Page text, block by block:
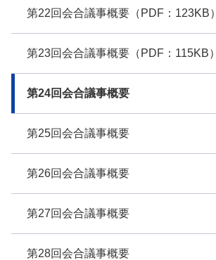
第22回会合議事概要（PDF：123KB）
第23回会合議事概要（PDF：115KB）
第24回会合議事概要
第25回会合議事概要
第26回会合議事概要
第27回会合議事概要
第28回会合議事概要